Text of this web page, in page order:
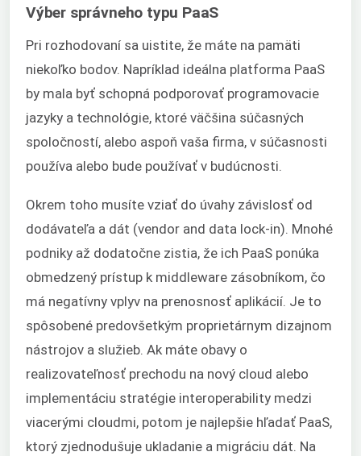
Výber správneho typu PaaS
Pri rozhodovaní sa uistite, že máte na pamäti
niekoľko bodov. Napríklad ideálna platforma PaaS
by mala byť schopná podporovať programovacie
jazyky a technológie, ktoré väčšina súčasných
spoločností, alebo aspoň vaša firma, v súčasnosti
používa alebo bude používať v budúcnosti.
Okrem toho musíte vziať do úvahy závislosť od
dodávateľa a dát (vendor and data lock-in). Mnohé
podniky až dodatočne zistia, že ich PaaS ponúka
obmedzený prístup k middleware zásobníkom, čo
má negatívny vplyv na prenosnosť aplikácií. Je to
spôsobené predovšetkým proprietárnym dizajnom
nástrojov a služieb. Ak máte obavy o
realizovateľnosť prechodu na nový cloud alebo
implementáciu stratégie interoperability medzi
viacerými cloudmi, potom je najlepšie hľadať PaaS,
ktorý zjednodušuje ukladanie a migráciu dát. Na